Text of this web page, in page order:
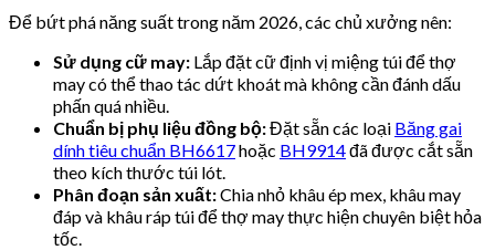
Để bứt phá năng suất trong năm 2026, các chủ xưởng nên:
Sử dụng cữ may: Lắp đặt cữ định vị miệng túi để thợ
may có thể thao tác dứt khoát mà không cần đánh dấu
phấn quá nhiều.
Chuẩn bị phụ liệu đồng bộ:Đặt sẵn các loại Băng gai
dính tiêu chuẩn BH6617hoặc BH9914đã được cắt sẵn
theo kích thước túi lót.
Phân đoạn sản xuất:Chia nhỏ khâu ép mex, khâu may
đáp và khâu ráp túi để thợ may thực hiện chuyên biệt hỏa
tốc.